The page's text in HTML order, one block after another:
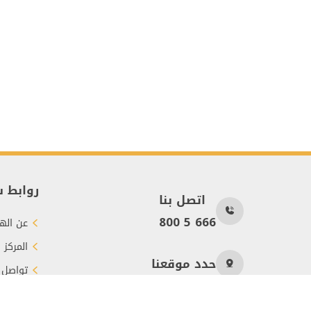
اتصل بنا
800 5 666
حدد موقعنا
عن